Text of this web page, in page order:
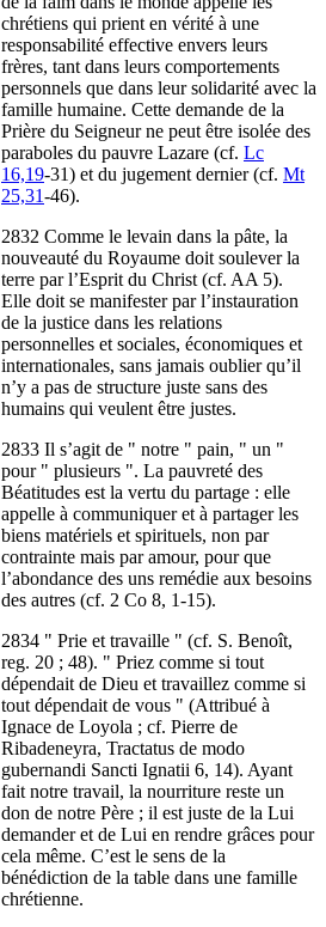
chrétiens qui prient en vérité à une
responsabilité effective envers leurs
frères, tant dans leurs comportements
personnels que dans leur solidarité avec la
famille humaine. Cette demande de la
Prière du Seigneur ne peut être isolée des
paraboles du pauvre Lazare (cf. Lc
16,19-31) et du jugement dernier (cf. Mt
25,31-46).
2832 Comme le levain dans la pâte, la
nouveauté du Royaume doit soulever la
terre par l’Esprit du Christ (cf. AA 5).
Elle doit se manifester par l’instauration
de la justice dans les relations
personnelles et sociales, économiques et
internationales, sans jamais oublier qu’il
n’y a pas de structure juste sans des
humains qui veulent être justes.
2833 Il s’agit de " notre " pain, " un "
pour " plusieurs ". La pauvreté des
Béatitudes est la vertu du partage : elle
appelle à communiquer et à partager les
biens matériels et spirituels, non par
contrainte mais par amour, pour que
l’abondance des uns remédie aux besoins
des autres (cf. 2 Co 8, 1-15).
2834 " Prie et travaille " (cf. S. Benoît,
reg. 20 ; 48). " Priez comme si tout
dépendait de Dieu et travaillez comme si
tout dépendait de vous " (Attribué à
Ignace de Loyola ; cf. Pierre de
Ribadeneyra, Tractatus de modo
gubernandi Sancti Ignatii 6, 14). Ayant
fait notre travail, la nourriture reste un
don de notre Père ; il est juste de la Lui
demander et de Lui en rendre grâces pour
cela même. C’est le sens de la
bénédiction de la table dans une famille
chrétienne.